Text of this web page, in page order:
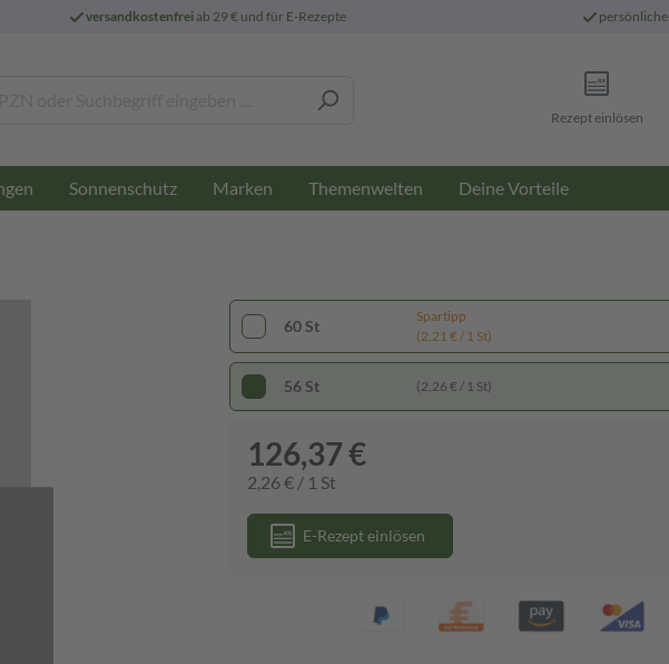
versandkostenfreiab 29 € und für E-Rezepte persönliche
Rezept einlösen
Sonnenschutz Marken Themenwelten Deine Vorteile
60 St
Spartipp
(2,21 € / 1 St)
56 St (2,26 € / 1 St)
126,37 €
2,26 € / 1 St
E-Rezept einlösen